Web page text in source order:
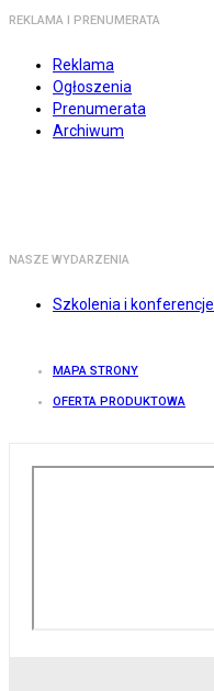
REKLAMA I PRENUMERATA
Reklama
Ogłoszenia
Prenumerata
Archiwum
NASZE WYDARZENIA
Szkolenia i konferencje
MAPA STRONY
OFERTA PRODUKTOWA